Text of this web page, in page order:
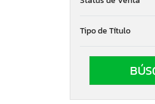
Kymco Usa Inc
Livewire
M. V. Agusta
Massey Ferguson
Moto Guzzi
Tipo de Título